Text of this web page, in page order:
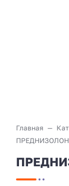
Главная
ПРЕДНИЗОЛОН